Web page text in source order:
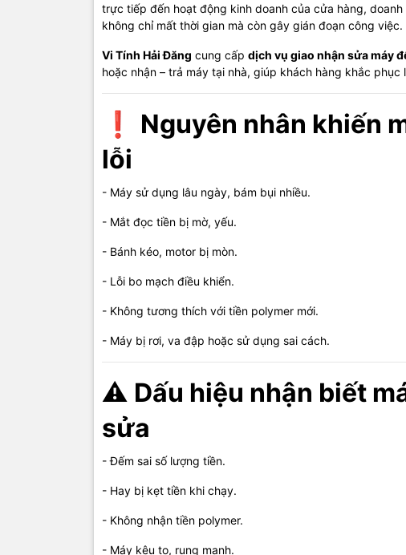
trực tiếp đến hoạt động kinh doanh của cửa hàng,
không chỉ mất thời gian mà còn gây gián đoạn công việc.
Vi Tính Hải Đăng cung cấp dịch vụ giao nhận sửa máy
hoặc nhận – trả máy tại nhà, giúp khách hàng khắc phục
❗ Nguyên nhân khiến
lỗi
- Máy sử dụng lâu ngày, bám bụi nhiều.
- Mắt đọc tiền bị mờ, yếu.
- Bánh kéo, motor bị mòn.
- Lỗi bo mạch điều khiển.
- Không tương thích với tiền polymer mới.
- Máy bị rơi, va đập hoặc sử dụng sai cách.
⚠️ Dấu hiệu nhận biết
sửa
- Đếm sai số lượng tiền.
- Hay bị kẹt tiền khi chạy.
- Không nhận tiền polymer.
- Máy kêu to, rung mạnh.
- Mắt đọc tiền.
- Bo mạch điều
- Hệ thống con lăn,
🛠️
- Thử đổi loại tiền
- Khởi động lại máy
⚠️ Các cách trên
Kỹ